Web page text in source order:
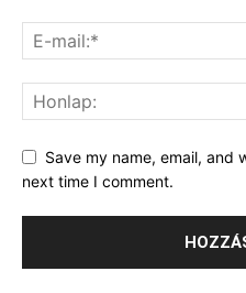
Save my name, email, and
next time I comment.